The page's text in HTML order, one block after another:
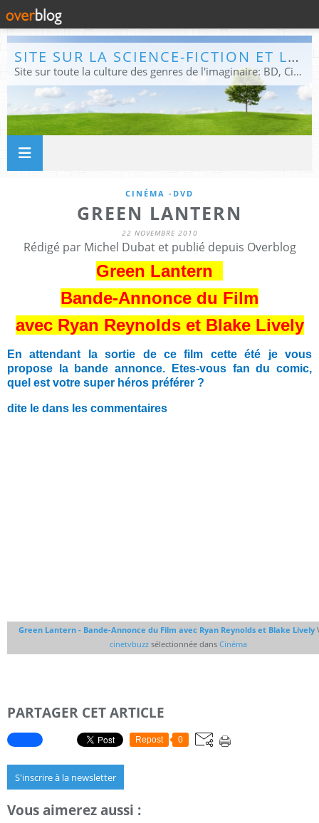
SITE SUR LA SCIENCE-FICTION ET LE FANTASTIQUE
Site sur toute la culture des genres de l'imaginaire: BD, Cinéma, Livre, Jeux, Théâtre. Présent dans les principaux festivals de film fantastique e de science-fiction, salons et conventions.
CINÉMA -DVD
GREEN LANTERN
22 NOVEMBRE 2010
Rédigé par Michel Dubat et publié depuis Overblog
Green Lantern
Bande-Annonce du Film
avec Ryan Reynolds et Blake Lively
En attendant la sortie de ce film cette été je vous
propose la bande annonce. Etes-vous fan du comic,
quel est votre super héros préférer ?
dite le dans les commentaires
Green Lantern - Bande-Annonce du Film avec Ryan Reynolds et Blake Lively
cinetvbuzzsélectionnée dans Cinéma
PARTAGER CET ARTICLE
Repost 0
S'inscrire à la newsletter
Vous aimerez aussi :